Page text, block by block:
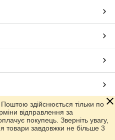
Prom.ua
здійснюється тільки по
відправлення за
покупець. Зверніть увагу,
товари завдовжки не більше 3